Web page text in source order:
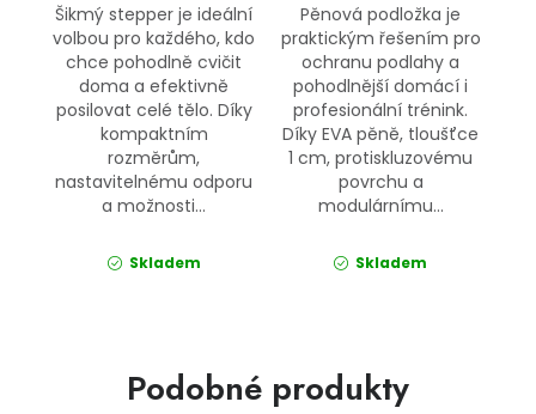
Šikmý stepper je ideální
volbou pro každého, kdo
chce pohodlně cvičit
doma a efektivně
posilovat celé tělo. Díky
kompaktním
rozměrům,
nastavitelnému odporu
a možnosti...
Skladem
Pěnová podložka je
praktickým řešením pro
ochranu podlahy a
pohodlnější domácí i
profesionální trénink.
Díky EVA pěně, tloušťce
1 cm, protiskluzovému
povrchu a
modulárnímu...
Skladem
Podobné produkty